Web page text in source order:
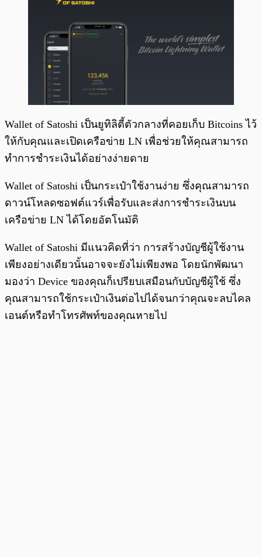
Wallet of Satoshi เป็นยูทิลิตี้ตัวกลางที่คอยเก็บ Bitcoins ไว้
ให้กับคุณและเปิดเครือข่าย LN เพื่อช่วยให้คุณสามารถ
ทำการชำระเงินได้อย่างง่ายดาย
Wallet of Satoshi เป็นกระเป๋าใช้งานง่าย ซึ่งคุณสามารถ
ดาวน์โหลดซอฟต์แวร์เพื่อรับและส่งการชำระเงินบน
เครือข่าย LN ได้โดยอัตโนมัติ
Wallet of Satoshi มีแนวคิดที่ว่า การสร้างบัญชีผู้ใช้งาน
เพียงอย่างเดียวนั้นอาจจะยังไม่เพียงพอ โดยนักพัฒนา
มองว่า Device ของคุณก็เปรียบเสมือนกับบัญชีผู้ใช้ ซึ่ง
คุณสามารถใช้กระเป๋าเงินต่อไปได้จนกว่าคุณจะลบไคล
เอนต์หรือทำโทรศัพท์ของคุณหายไป